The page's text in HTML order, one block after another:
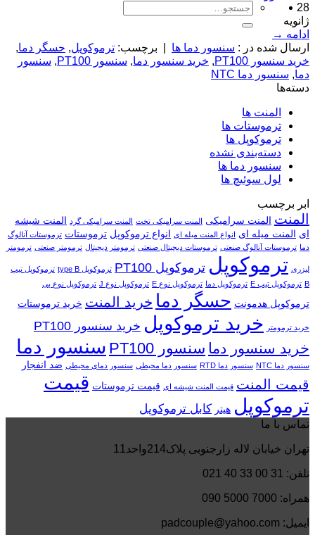
جستجو
28
ژانویه
ادامه →
ارسال شده در : سنسور دما ها برچسب: ترموکوپل, حسگر دما,
خرید سنسور PT100
, خرید سنسور دما, سنسور PT100 , سنسور
دما, سنسور دما NTC
دسته‌ها
المنت ها
ترموستات ها
ترموکوپل ها
دسته‌بندی نشده
سنسور دما ها
لول سوئیچ ها
ابر برچسب
المنت المنت سرامیکی المنت سرامیکی تخت المنت سرامیکی گرد المنت شیشه
ای المنت میله ای انواع المنت میله ای انواع ترموکوپل ترموستات ترموستات آنالوگ
دما ترموستات آنالوگ صنعتی ترموستات دیجیتال صنعتی ترمومتر دیجیتال ترمومتر صنعتی ترمومتر
لیزری ترموکوپل ترموکوپل PT100 ترموکوپل type B
ترموکوپل تیپ
B ترموکوپل تیپ E ترموکوپل دما ترموکوپل نوع E ترموکوپل نوع J ترموکوپل نوع بی
ترموکوپل هدمونت حسگر دما خرید المنت خرید ترموستات
خرید ترمومتر خرید ترموکوپل خرید سنسور PT100
خرید سنسور دما سنسور PT100 سنسور دما
سنسور دما NTC سنسور دما RTD سنسور دما محیطی سنسور دمای محیطی ضد انفجار
قیمت المنت قیمت المنت شیشه ای قیمت ترموستات قیمت
ترموکوپل هیتر کابل ترموکوپل
تماس با ما
تهران خیابان لاله زارجنوبی پلاک214واحد11
تلفن: 31 00 33 40 021
همراه: 7000 5000 090
ایمیل: padcouple@yahoo.com